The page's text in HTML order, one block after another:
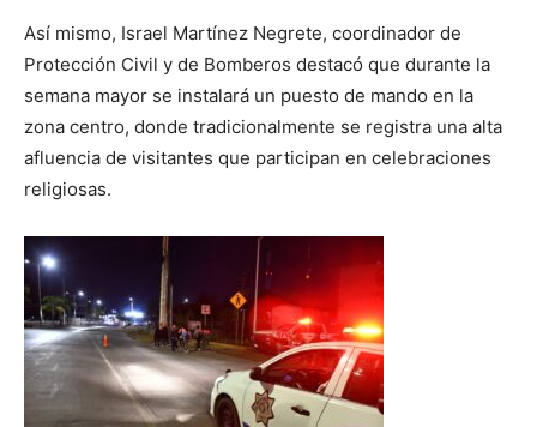
Así mismo, Israel Martínez Negrete, coordinador de
Protección Civil y de Bomberos destacó que durante la
semana mayor se instalará un puesto de mando en la
zona centro, donde tradicionalmente se registra una alta
afluencia de visitantes que participan en celebraciones
religiosas.